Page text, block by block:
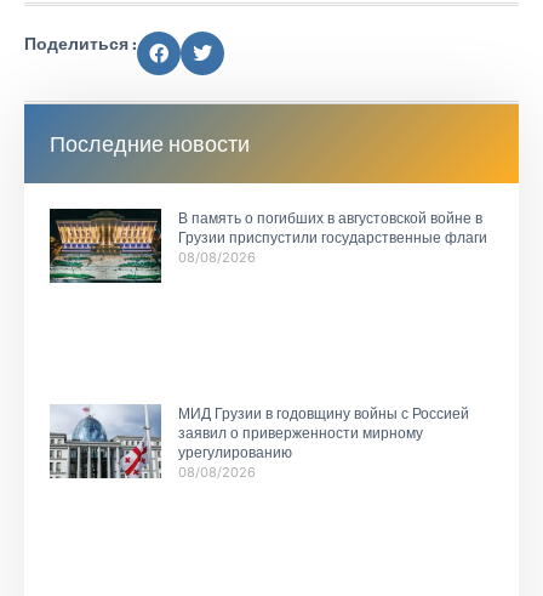
Поделиться :
Последние новости
В память о погибших в августовской войне в
Грузии приспустили государственные флаги
08/08/2026
МИД Грузии в годовщину войны с Россией
заявил о приверженности мирному
урегулированию
08/08/2026